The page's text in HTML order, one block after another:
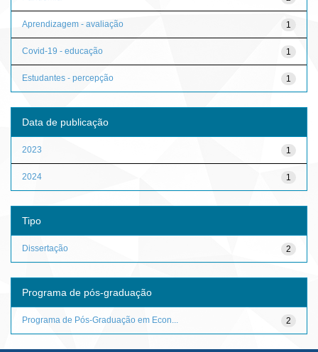
1
Aprendizagem - avaliação
1
Covid-19 - educação
1
Estudantes - percepção
Data de publicação
1
2023
1
2024
Tipo
2
Dissertação
Programa de pós-graduação
2
Programa de Pós-Graduação em Econ...